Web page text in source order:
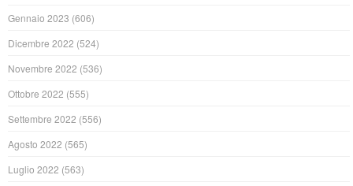
Gennaio 2023 (606)
Dicembre 2022 (524)
Novembre 2022 (536)
Ottobre 2022 (555)
Settembre 2022 (556)
Agosto 2022 (565)
Luglio 2022 (563)